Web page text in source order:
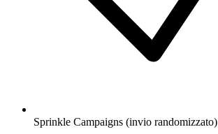
Sprinkle Campaigns (invio randomizzato)